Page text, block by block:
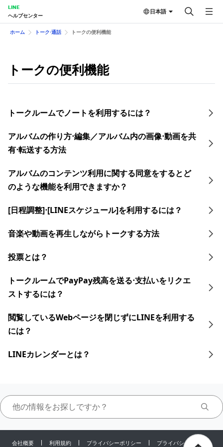
LINE
ヘルプセンター
日本語
ホーム トーク⋅通話 トークの便 利機能
トークの便 利機能
トークルームでノートを利用するには？
アルバムの作り方⋅編集／アルバム内の画像⋅動画を共
有⋅転送する方法
アルバムのコンテンツ利用に関する同意をするとど
のような機能を利用できますか？
[日程調整]⋅[LINEスケジュール]を利用するには？
音楽や動画を再生しながらトークする 方法
投票とは？
トークルームでPayPay残高を送る⋅支払いをリクエ
ストするには？
閲覧しているWebページを閉じずにLINEを利用する
には？
LINEカレンダーとは？
会社概要 利用規約 プライバシーポリシー プライバシーセンター